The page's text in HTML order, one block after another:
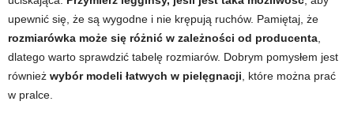
upewnić się, że są wygodne i nie krępują ruchów. Pamiętaj, że
rozmiarówka może się różnić w zależności od producenta
dlatego warto sprawdzić tabelę rozmiarów. Dobrym pomysłem jest
również wybór modeli łatwych w pielęgnacji , które można prać
w pralce.